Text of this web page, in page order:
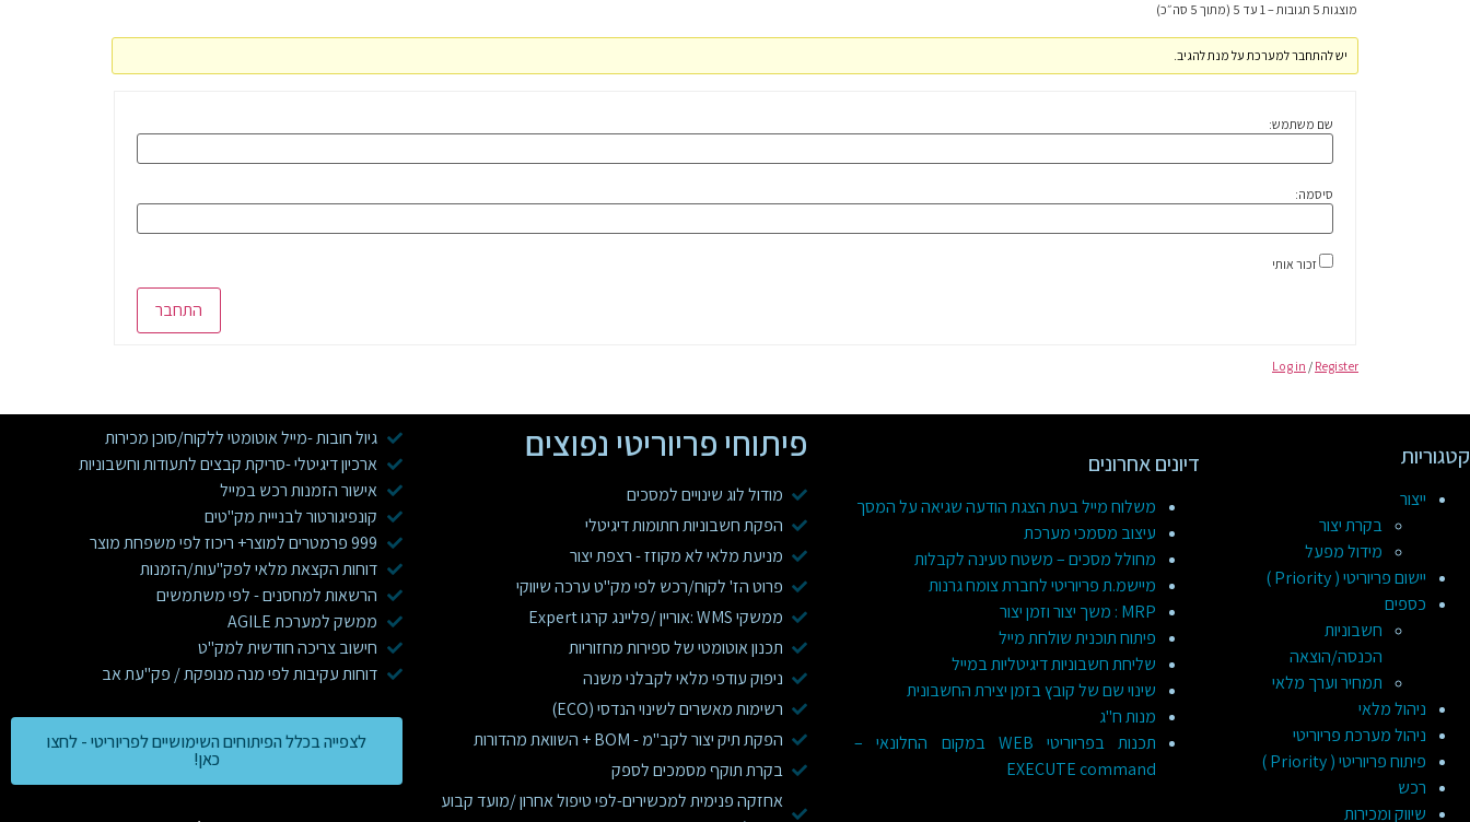
מוצגות 5 תגובות – 1 עד 5 (מתוך 5 סה״כ)
יש להתחבר למערכת על מנת להגיב.
שם משתמש:
סיסמה:
זכור אותי
התחבר
Log in / Register
קטגוריות
ייצור
בקרת יצור
מידול מפעל
יישום פריוריטי ( Priority )
כספים
חשבוניות
הכנסה/הוצאה
תמחיר וערך מלאי
ניהול מלאי
ניהול מערכת פריוריטי
פיתוח פריוריטי ( Priority )
רכש
שיווק ומכירות
דיונים אחרונים
משלוח מייל בעת הצגת הודעה שגיאה על המסך
עיצוב מסמכי מערכת
מחולל מסכים – משטח טעינה לקבלות
מיישמ.ת פריוריטי לחברת צומח גרנות
MRP : משך יצור וזמן יצור
פיתוח תוכנית שולחת מייל
שליחת חשבוניות דיגיטליות במייל
שינוי שם של קובץ בזמן יצירת החשבונית
מנות ח"ג
תכנות בפריוריטי WEB במקום החלונאי –
EXECUTE command
פיתוחי פריוריטי נפוצים
מודול לוג שינויים למסכים
הפקת חשבוניות חתומות דיגיטלי
מניעת מלאי לא מקוזז - רצפת יצור
פרוט הז' לקוח/רכש לפי מק"ט ערכה שיווקי
ממשקי WMS :אוריין /פליינג קרגו Expert
תכנון אוטומטי של ספירות מחזוריות
ניפוק עודפי מלאי לקבלני משנה
רשימות מאשרים לשינוי הנדסי (ECO)
הפקת תיק יצור לקב"מ - BOM + השוואת מהדורות
בקרת תוקף מסמכים לספק
אחזקה פנימית למכשירים-לפי טיפול אחרון /מועד קבוע
גיול חובות -מייל אוטומטי ללקוח/סוכן מכירות
ארכיון דיגיטלי -סריקת קבצים לתעודות וחשבוניות
אישור הזמנות רכש במייל
קונפיגורטור לבנייית מק"טים
999 פרמטרים למוצר+ ריכוז לפי משפחת מוצר
דוחות הקצאת מלאי לפק"עות/הזמנות
הרשאות למחסנים - לפי משתמשים
ממשק למערכת AGILE
חישוב צריכה חודשית למק"ט
דוחות עקיבות לפי מנה מנופקת / פק"עת אב
לצפייה בכלל הפיתוחים השימושיים לפריוריטי - לחצו
כאן!